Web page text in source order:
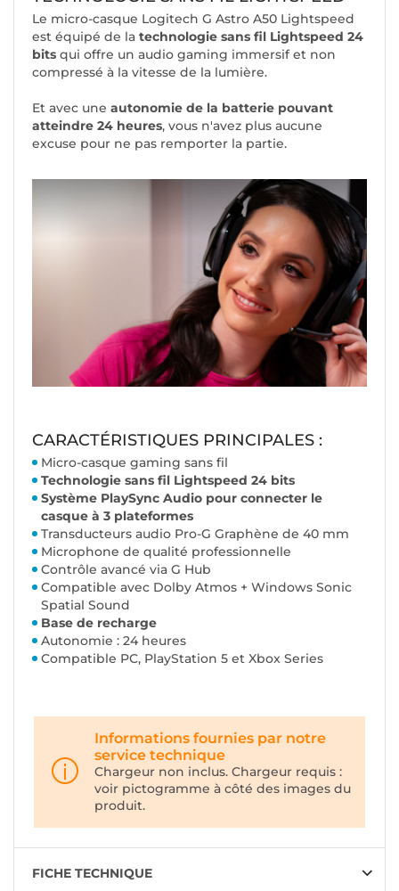
Le micro-casque Logitech G Astro A50 Lightspeed
est équipé de la technologie sans fil Lightspeed 24
bits qui offre un audio gaming immersif et non
compressé à la vitesse de la lumière.
Et avec une autonomie de la batterie pouvant
atteindre 24 heures, vous n'avez plus aucune
excuse pour ne pas remporter la partie.
CARACTÉRISTIQUES PRINCIPALES :
Micro-casque gaming sans fil
Technologie sans fil Lightspeed 24 bits
Système PlaySync Audio pour connecter le
casque à 3 plateformes
Transducteurs audio Pro-G Graphène de 40 mm
Microphone de qualité professionnelle
Contrôle avancé via G Hub
Compatible avec Dolby Atmos + Windows Sonic
Spatial Sound
Base de recharge
Autonomie : 24 heures
Compatible PC, PlayStation 5 et Xbox Series
Informations fournies par notre
service technique
Chargeur non inclus. Chargeur requis :
voir pictogramme à côté des images du
produit.
FICHE TECHNIQUE